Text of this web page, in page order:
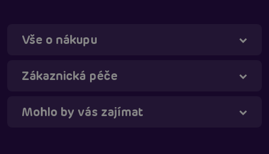
Vše o nákupu
Zákaznická péče
Mohlo by vás zajímat
Táňa - virtuální asistentka